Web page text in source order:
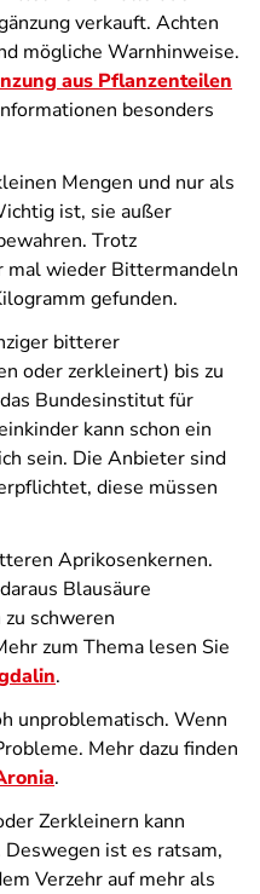
verkauft. Achten
mögliche Warnhinweise.
aus Pflanzenteilen
besonders
Mengen und nur als
ist, sie außer
Trotz
mal wieder Bittermandeln
gefunden.
bitterer
oder zerkleinert) bis zu
Bundesinstitut für
kann schon ein
sein. Die Anbieter sind
diese müssen
Aprikosenkernen.
Blausäure
schweren
zum Thema lesen Sie
.
unproblematisch. Wenn
Mehr dazu finden
.
Zerkleinern kann
ist es ratsam,
Verzehr auf mehr als